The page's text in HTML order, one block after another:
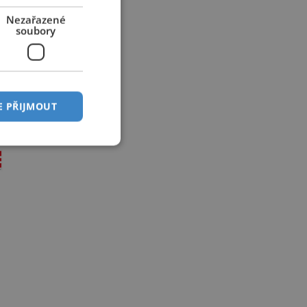
Nezařazené
soubory
PŘIJMOUT